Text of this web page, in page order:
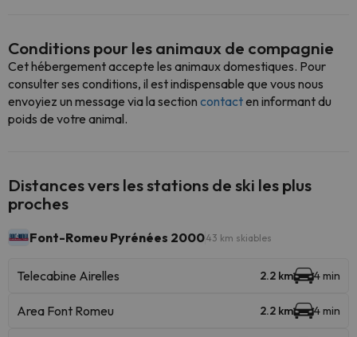
Conditions pour les animaux de compagnie
Cet hébergement accepte les animaux domestiques. Pour
consulter ses conditions, il est indispensable que vous nous
envoyiez un message via la section contacten informant du
poids de votre animal.
Distances vers les stations de ski les plus
proches
Font-Romeu Pyrénées 200043 km skiables
Telecabine Airelles 2.2 km 4 min
Area Font Romeu 2.2 km 4 min